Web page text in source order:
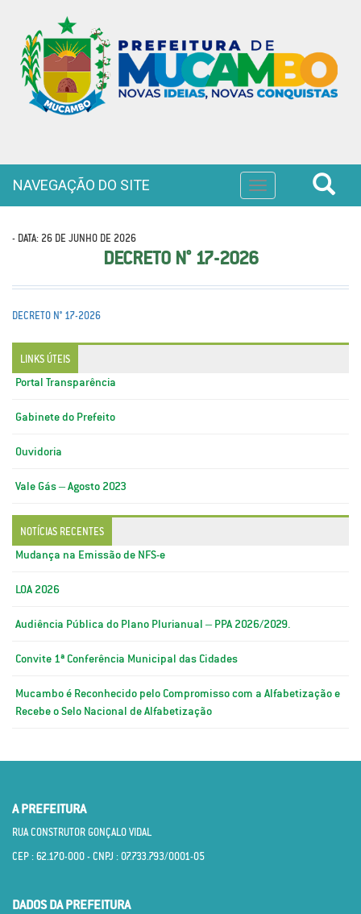
Toggle
navigation
NAVEGAÇÃO DO SITE
- DATA: 26 DE JUNHO DE 2026
DECRETO N° 17-2026
DECRETO N° 17-2026
LINKS ÚTEIS
Portal Transparência
Gabinete do Prefeito
Ouvidoria
Vale Gás – Agosto 2023
NOTÍCIAS RECENTES
Mudança na Emissão de NFS-e
LOA 2026
Audiência Pública do Plano Plurianual – PPA 2026/2029.
Convite 1ª Conferência Municipal das Cidades
Mucambo é Reconhecido pelo Compromisso com a Alfabetização e
Recebe o Selo Nacional de Alfabetização
A PREFEITURA
RUA CONSTRUTOR GONÇALO VIDAL
CEP : 62.170­-000 - CNPJ : 07.733.793/0001­-05
DADOS DA PREFEITURA